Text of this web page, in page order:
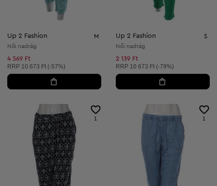
Up 2 Fashion M
Női nadrág
4 569 Ft
Ajánlott ár:
RRP 10 673 Ft (-57%)
Up 2 Fashion S
Női nadrág
2 139 Ft
Ajánlott ár:
RRP 10 673 Ft (-79%)
1 1